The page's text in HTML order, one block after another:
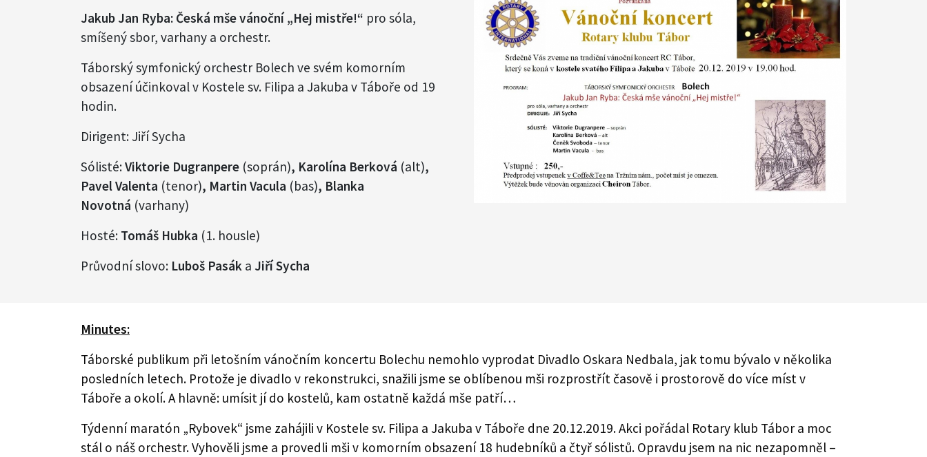
Jakub Jan Ryba: Česká mše vánoční „Hej mistře!“ pro sóla,
smíšený sbor, varhany a orchestr.
Táborský symfonický orchestr Bolech ve svém komorním
obsazení účinkoval v Kostele sv. Filipa a Jakuba v Táboře od 19
hodin.
Dirigent: Jiří Sycha
Sólisté:Viktorie Dugranpere (soprán), Karolína Berková (alt),
Pavel Valenta (tenor), Martin Vacula (bas), Blanka
Novotná (varhany)
Hosté: Tomáš Hubka (1. housle)
Průvodní slovo: Luboš Pasák a Jiří Sycha
Minutes:
Táborské publikum při letošním vánočním koncertu Bolechu nemohlo vyprodat Divadlo Oskara Nedbala, jak tomu bývalo v několika
posledních letech. Protože je divadlo v rekonstrukci, snažili jsme se oblíbenou mši rozprostřít časově i prostorově do více míst v
Táboře a okolí. A hlavně: umísit jí do kostelů, kam ostatně každá mše patří…
Týdenní maratón „Rybovek“ jsme zahájili v Kostele sv. Filipa a Jakuba v Táboře dne 20.12.2019. Akci pořádal Rotary klub Tábor a moc
stál o náš orchestr. Vyhověli jsme a provedli mši v komorním obsazení 18 hudebníků a čtyř sólistů. Opravdu jsem na nic nezapomněl –